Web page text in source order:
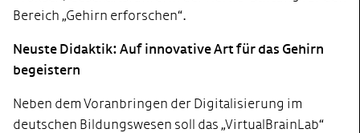
Bereich „Gehirn erforschen“.
Neuste Didaktik: Auf innovative Art für das Gehirn
begeistern
Neben dem Voranbringen der Digitalisierung im
deutschen Bildungswesen soll das „VirtualBrainLab“